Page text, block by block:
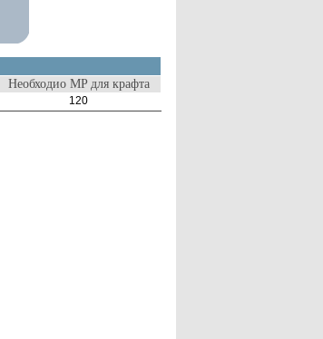
Необходио MP для крафта
120